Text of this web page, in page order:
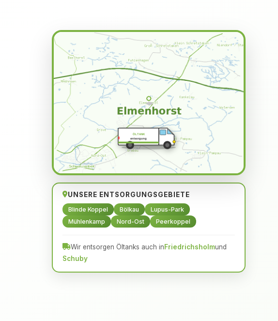
ÖLTANK
entsorgung
UNSERE ENTSORGUNGSGEBIETE
Blinde Koppel Bölkau
Lupus-Park
Mühlenkamp
Nord-Ost Peerkoppel
Wir entsorgen Öltanks auch inFriedrichsholmund
Schuby